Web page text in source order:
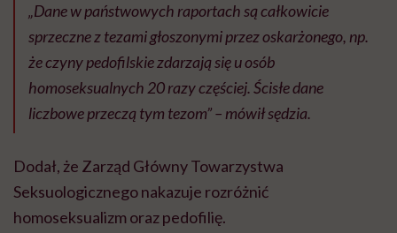
„Dane w państwowych raportach są całkowicie
sprzeczne z tezami głoszonymi przez oskarżonego, np.
że czyny pedofilskie zdarzają się u osób
homoseksualnych 20 razy częściej. Ścisłe dane
liczbowe przeczą tym tezom” – mówił sędzia.
Dodał, że Zarząd Główny Towarzystwa
Seksuologicznego nakazuje rozróżnić
homoseksualizm oraz pedofilię.